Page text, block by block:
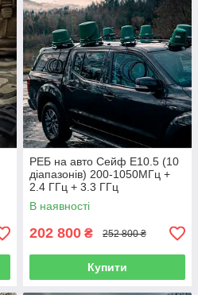
РЕБ на авто Сейф E10.5 (10
діапазонів) 200-1050МГц +
2.4 ГГц + 3.3 ГГц
[Безкоштовна доставка]
В наявності
202 800 ₴ 252 800 ₴
Купити